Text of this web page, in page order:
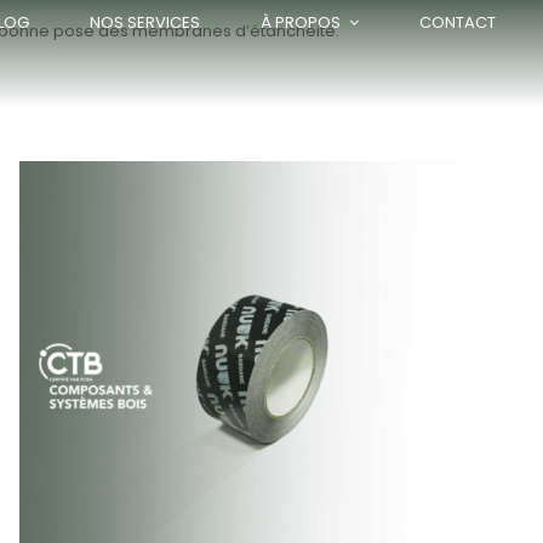
NOS SERVICES À PROPOS CONTACT
pose des membranes d’étanchéité.
APERÇU